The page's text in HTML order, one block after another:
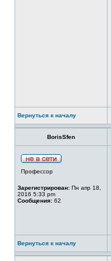
Вернуться к началу
BorisSfen
Профессор
Зарегистрирован: Пн апр 18,
2016 5:33 pm
Сообщения: 62
Вернуться к началу